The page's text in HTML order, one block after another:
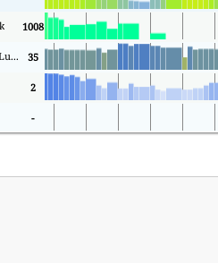
1008
Relative Luftfeuchtigkeit 35
2
-